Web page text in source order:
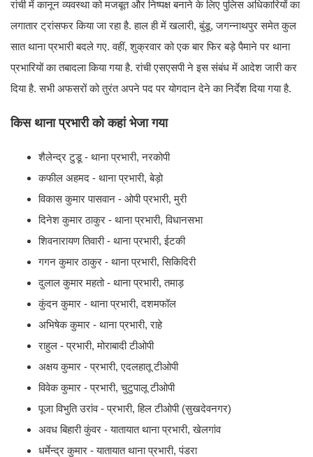
रांची में कानून व्यवस्था को मजबूत और निष्पक्ष बनाने के लिए पुलिस अधिकारियों का
लगातार ट्रांसफर किया जा रहा है. हाल ही में खलारी, बुंडू, जगन्नाथपुर समेत कुल
सात थाना प्रभारी बदले गए. वहीं, शुक्रवार को एक बार फिर बड़े पैमाने पर थाना
प्रभारियों का तबादला किया गया है. रांची एसएसपी ने इस संबंध में आदेश जारी कर
दिया है. सभी अफसरों को तुरंत अपने पद पर योगदान देने का निर्देश दिया गया है.
किस थाना प्रभारी को कहां भेजा गया
शैलेन्द्र टुडू - थाना प्रभारी, नरकोपी
कफील अहमद - थाना प्रभारी, बेड़ो
विकास कुमार पासवान - ओपी प्रभारी, मुरी
दिनेश कुमार ठाकुर - थाना प्रभारी, विधानसभा
शिवनारायण तिवारी - थाना प्रभारी, ईटकी
गगन कुमार ठाकुर - थाना प्रभारी, सिकिदिरी
दुलाल कुमार महतो - थाना प्रभारी, तमाड़
कुंदन कुमार - थाना प्रभारी, दशमफॉल
अभिषेक कुमार - थाना प्रभारी, राहे
राहुल - प्रभारी, मोराबादी टीओपी
अक्षय कुमार - प्रभारी, एदलहातू टीओपी
विवेक कुमार - प्रभारी, चुटुपालू टीओपी
पूजा विभुति उरांव - प्रभारी, हिल टीओपी (सुखदेवनगर)
अवध बिहारी कुंवर - यातायात थाना प्रभारी, खेलगांव
धर्मेन्द्र कुमार - यातायात थाना प्रभारी, पंडरा